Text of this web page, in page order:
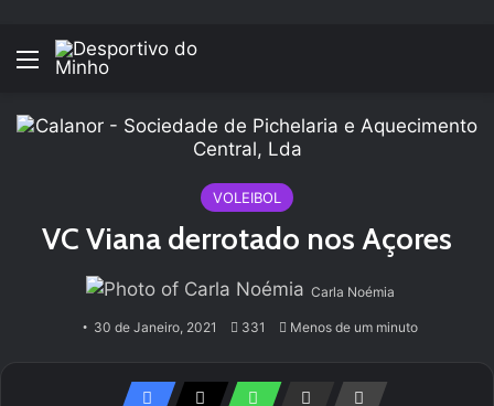
Menu
VOLEIBOL
VC Viana derrotado nos Açores
Carla Noémia
30 de Janeiro, 2021 331 Menos de um minuto